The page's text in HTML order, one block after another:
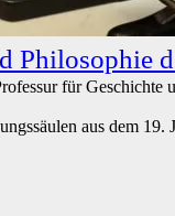
Philosophie
für Geschichte
aus dem 19.